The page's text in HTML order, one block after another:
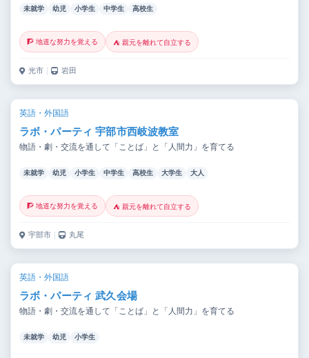
未就学 幼児 小学生 中学生 高校生
🧗 地道な努力を覚える ⛺ 親元を離れて自立する
光市 ｜ 岩田
英語・外国語
ラボ・パーティ 宇部市西岐波教室
物語・劇・交流を通して「ことば」と「人間力」を育てる
未就学 幼児 小学生 中学生 高校生 大学生 大人
🧗 地道な努力を覚える ⛺ 親元を離れて自立する
宇部市 ｜ 丸尾
英語・外国語
ラボ・パーティ 武久会場
物語・劇・交流を通して「ことば」と「人間力」を育てる
未就学 幼児 小学生